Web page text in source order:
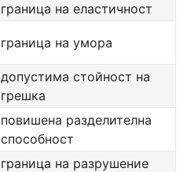
граница на еластичност
граница на умора
допустима стойност на
грешка
повишена разделителна
способност
граница на разрушение